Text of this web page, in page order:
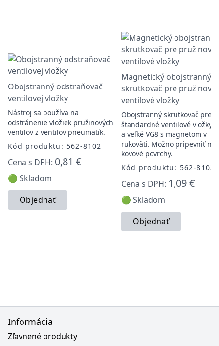
Obojstranný odstraňovač
ventilovej vložky
Nástroj sa používa na
odstránenie vložiek pružinových
ventilov z ventilov pneumatík.
Kód produktu: 562-8102
Cena s DPH: 0,81 €
🟢 Skladom
Objednať
Magnetický obojstranný
skrutkovač pre pružinové
ventilové vložky
Obojstranný skrutkovač pre
štandardné ventilové vložky
a veľké VG8 s magnetom v
rukoväti. Možno pripevniť na
kovové povrchy.
Kód produktu: 562-8103
Cena s DPH: 1,09 €
🟢 Skladom
Objednať
Informácia
Zľavnené produkty